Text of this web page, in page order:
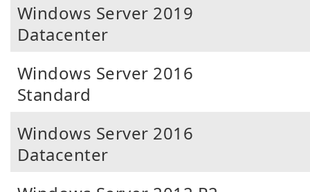
Windows Server 2019
Datacenter
Windows Server 2016
Standard
Windows Server 2016
Datacenter